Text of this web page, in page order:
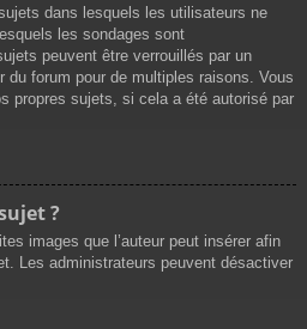
dans lesquels les utilisateurs ne
les sondages sont
peuvent être verrouillés par un
du forum pour de multiples raisons. Vous
propres sujets, si cela a été autorisé par
?
images que l’auteur peut insérer afin
Les administrateurs peuvent désactiver